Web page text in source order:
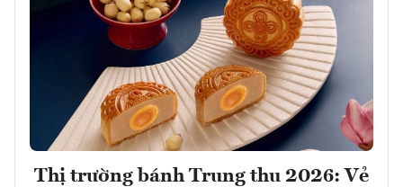
Thị trường bánh Trung thu 2026: Vẻ